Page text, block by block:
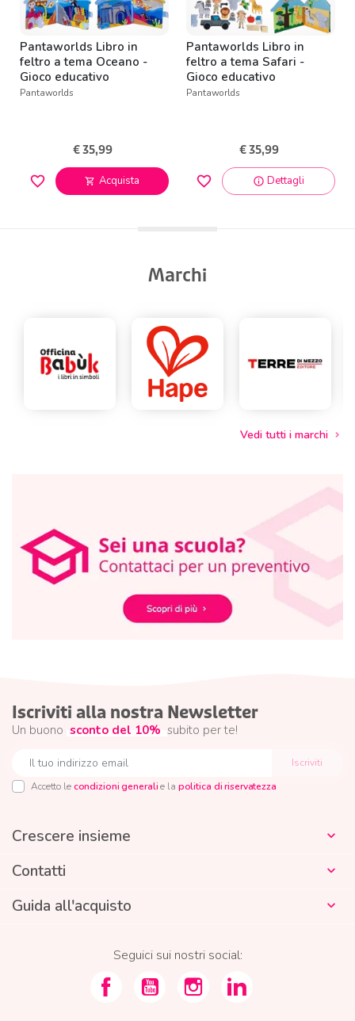
Pantaworlds Libro in
feltro a tema Oceano -
Gioco educativo
Montessori
Pantaworlds
€ 35,99
favorite_border shopping_cart Acquista
Pantaworlds Libro in
feltro a tema Safari -
Gioco educativo
Montessori
Pantaworlds
€ 35,99
favorite_border info Dettagli
Marchi
Vedi tutti i marchi
Iscriviti alla nostra Newsletter
Un buono sconto del 10% subito per te!
Accetto lecondizioni generalie la politica di riservatezza
Crescere insieme 
Contatti 
Guida all'acquisto 
Seguici sui nostri social: